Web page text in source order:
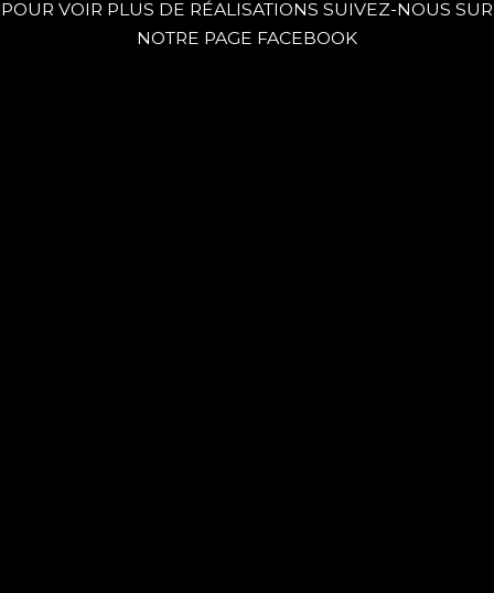
POUR VOIR PLUS DE RÉALISATIONS SUIVEZ-NOUS SUR
NOTRE PAGE FACEBOOK